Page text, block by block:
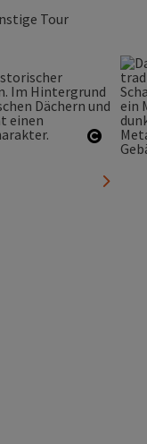
Tour